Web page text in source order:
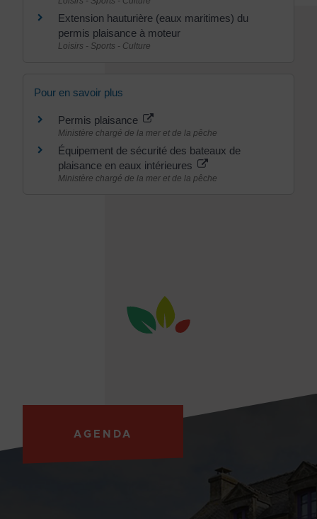
Extension hauturière (eaux maritimes) du
permis plaisance à moteur
Loisirs - Sports - Culture
Pour en savoir plus
Permis plaisance
Ministère chargé de la mer et de la pêche
Équipement de sécurité des bateaux de
plaisance en eaux intérieures
Ministère chargé de la mer et de la pêche
AGENDA